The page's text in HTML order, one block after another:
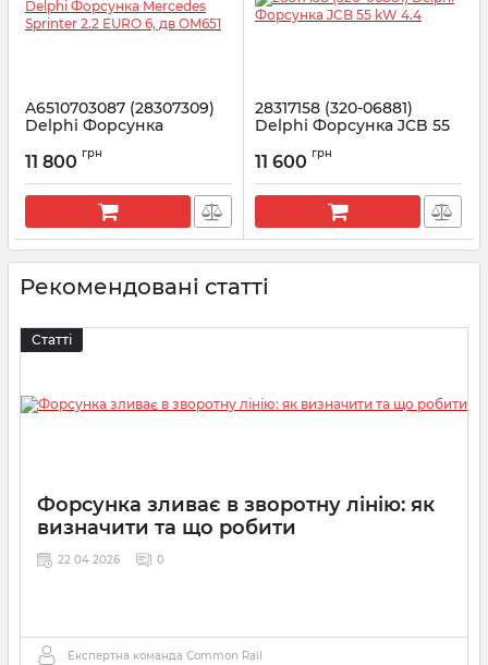
A6510703087 (28307309)
Delphi Форсунка
EURO 6, дв OM651
Артикул: 28307309
11 800 грн
28317158 (320-06881)
Delphi Форсунка JCB 55
Артикул: 28317158
11 600 грн
Рекомендовані статті
Статті
Форсунка зливає в зворотну лінію: як
визначити та що робити
22 04 2026 0
Експертна команда Сommon Rail